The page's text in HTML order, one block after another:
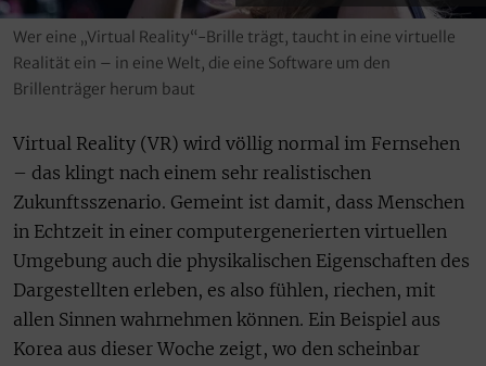
Wer eine „Virtual Reality“-Brille trägt, taucht in eine virtuelle
Realität ein – in eine Welt, die eine Software um den
Brillenträger herum baut
Virtual Reality (VR) wird völlig normal im Fernsehen
– das klingt nach einem sehr realistischen
Zukunftsszenario. Gemeint ist damit, dass Menschen
in Echtzeit in einer computergenerierten virtuellen
Umgebung auch die physikalischen Eigenschaften des
Dargestellten erleben, es also fühlen, riechen, mit
allen Sinnen wahrnehmen können. Ein Beispiel aus
Korea aus dieser Woche zeigt, wo den scheinbar